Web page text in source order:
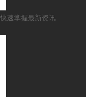
速掌握最新资讯